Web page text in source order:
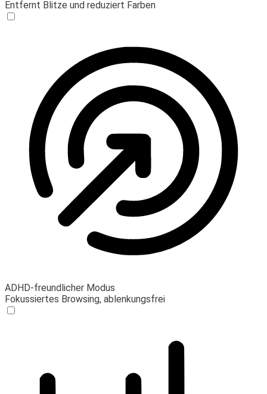
Entfernt Blitze und reduziert Farben
ADHD-freundlicher Modus
Fokussiertes Browsing, ablenkungsfrei